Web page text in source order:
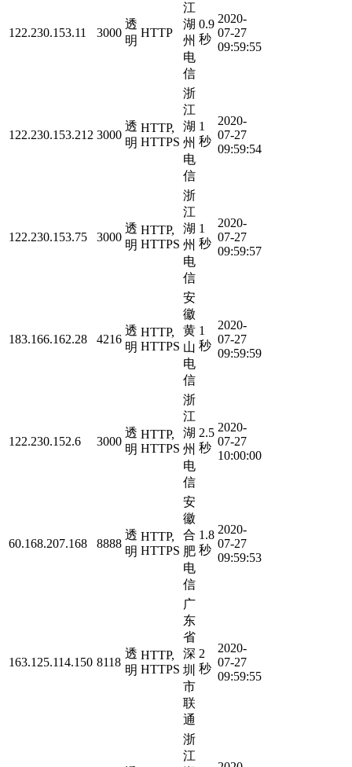
122.230.153.11 3000
透
明
HTTP
江
湖
州
电
信
0.9
秒
2020-
07-27
09:59:55
122.230.153.212 3000
透
明
HTTP,
HTTPS
浙
江
湖
州
电
信
1
秒
2020-
07-27
09:59:54
122.230.153.75 3000
透
明
HTTP,
HTTPS
浙
江
湖
州
电
信
1
秒
2020-
07-27
09:59:57
183.166.162.28 4216
透
明
HTTP,
HTTPS
安
徽
黄
山
电
信
1
秒
2020-
07-27
09:59:59
122.230.152.6 3000
透
明
HTTP,
HTTPS
浙
江
湖
州
电
信
2.5
秒
2020-
07-27
10:00:00
60.168.207.168 8888
透
明
HTTP,
HTTPS
安
徽
合
肥
电
信
1.8
秒
2020-
07-27
09:59:53
163.125.114.150 8118
透
明
HTTP,
HTTPS
广
东
省
深
圳
市
联
通
2
秒
2020-
07-27
09:59:55
浙
江